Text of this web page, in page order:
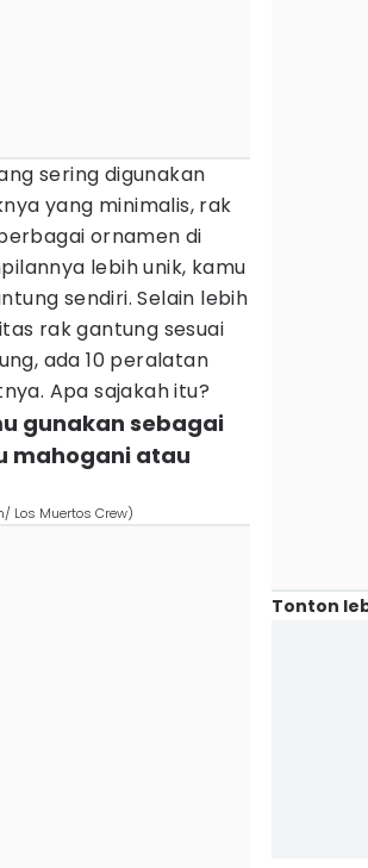
sering digunakan
yang minimalis, rak
ornamen di
lebih unik, kamu
sendiri. Selain lebih
rak gantung sesuai
ada 10 peralatan
Apa sajakah itu?
gunakan sebagai
mahogani atau
Los Muertos Crew)
Tonton